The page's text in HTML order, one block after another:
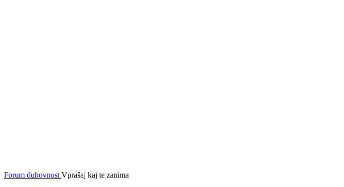
Forum duhovnost Vprašaj kaj te zanima